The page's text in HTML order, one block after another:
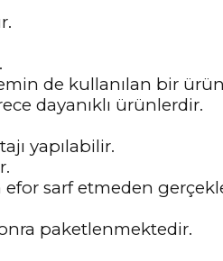
de kullanılan bir
dayanıklı ürünlerdir.
yapılabilir.
sarf etmeden
paketlenmektedir.